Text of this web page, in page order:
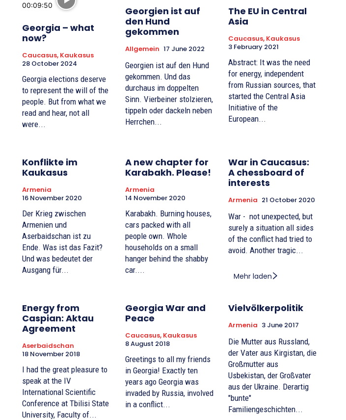
00:09:50
Georgia – what
now?
Caucasus, Kaukasus
28 October 2024
Georgia elections deserve
to represent the will of the
people. But from what we
read and hear, not all
were...
Georgien ist auf
den Hund
gekommen
Allgemein 17 June 2022
Georgien ist auf den Hund
gekommen. Und das
durchaus im doppelten
Sinn. Vierbeiner stolzieren,
tippeln oder dackeln neben
Herrchen...
The EU in Central
Asia
Caucasus, Kaukasus
3 February 2021
Abstract: It was the need
for energy, independent
from Russian sources, that
started the Central Asia
Initiative of the
European...
Konflikte im
Kaukasus
Armenia
16 November 2020
Der Krieg zwischen
Armenien und
Aserbaidschan ist zu
Ende. Was ist das Fazit?
Und was bedeutet der
Ausgang für...
A new chapter for
Karabakh. Please!
Armenia
14 November 2020
Karabakh. Burning houses,
cars packed with all
people own. Whole
households on a small
hanger behind the shabby
car....
War in Caucasus:
A chessboard of
interests
Armenia 21 October 2020
War - not unexpected, but
surely a situation all sides
of the conflict had tried to
avoid. Another tragic...
Energy from
Caspian: Aktau
Agreement
Aserbaidschan
18 November 2018
I had the great pleasure to
speak at the IV
International Scientific
Conference at Tbilisi State
University, Faculty of...
Georgia War and
Peace
Caucasus, Kaukasus
8 August 2018
Greetings to all my friends
in Georgia! Exactly ten
years ago Georgia was
invaded by Russia, involved
in a conflict...
Vielvölkerpolitik
Armenia 3 June 2017
Die Mutter aus Russland,
der Vater aus Kirgistan, die
Großmutter aus
Usbekistan, der Großvater
aus der Ukraine. Derartig
"bunte"
Familiengeschichten...
Mehr laden